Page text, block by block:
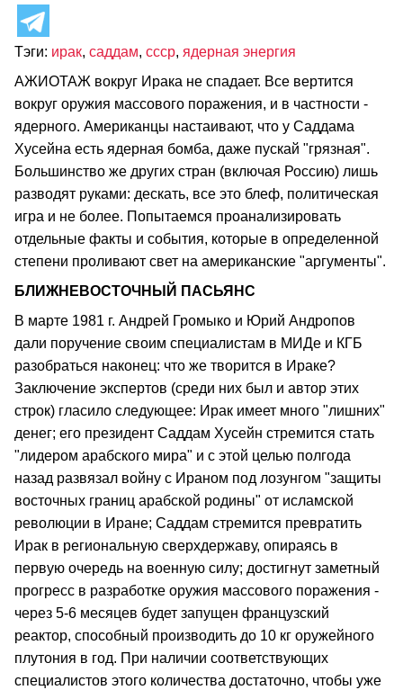
Тэги: ирак, саддам, ссср, ядерная энергия
АЖИОТАЖ вокруг Ирака не спадает. Все вертится
вокруг оружия массового поражения, и в частности -
ядерного. Американцы настаивают, что у Саддама
Хусейна есть ядерная бомба, даже пускай "грязная".
Большинство же других стран (включая Россию) лишь
разводят руками: дескать, все это блеф, политическая
игра и не более. Попытаемся проанализировать
отдельные факты и события, которые в определенной
степени проливают свет на американские "аргументы".
БЛИЖНЕВОСТОЧНЫЙ ПАСЬЯНС
В марте 1981 г. Андрей Громыко и Юрий Андропов
дали поручение своим специалистам в МИДе и КГБ
разобраться наконец: что же творится в Ираке?
Заключение экспертов (среди них был и автор этих
строк) гласило следующее: Ирак имеет много "лишних"
денег; его президент Саддам Хусейн стремится стать
"лидером арабского мира" и с этой целью полгода
назад развязал войну с Ираном под лозунгом "защиты
восточных границ арабской родины" от исламской
революции в Иране; Саддам стремится превратить
Ирак в региональную сверхдержаву, опираясь в
первую очередь на военную силу; достигнут заметный
прогресс в разработке оружия массового поражения -
через 5-6 месяцев будет запущен французский
реактор, способный производить до 10 кг оружейного
плутония в год. При наличии соответствующих
специалистов этого количества достаточно, чтобы уже